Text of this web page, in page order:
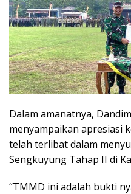
Dalam amanatnya,
menyampaikan apresiasi
telah terlibat dalam
Sengkuyung Tahap II di
“TMMD ini adalah bukti